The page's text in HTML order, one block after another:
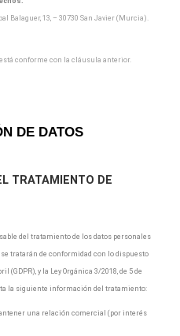
Balaguer, 13, – 30730 San Javier (Murcia).
conforme con la cláusula anterior.
DE DATOS
TRATAMIENTO DE
del tratamiento de los datos personales
tratarán de conformidad con lo dispuesto
(GDPR), y la Ley Orgánica 3/2018, de 5 de
la siguiente información del tratamiento:
una relación comercial (por interés